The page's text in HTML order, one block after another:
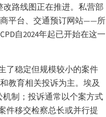
改路线图正在推进。私营部
平台、交通预订网站——所
自2024年起已开始在这一
了稳定但规模较小的案件
教育相关投诉为主。埃及
制；投诉通常以个案方式
件移交检察总长或并行提